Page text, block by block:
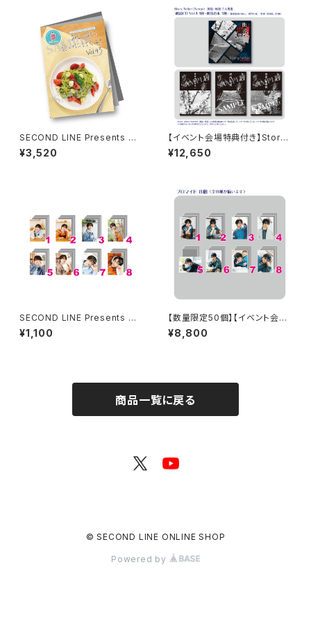
SECOND LINE Presents み
んなに会いに行くよ! 第43回 in
静岡 パンフレット
¥3,520
【イベント会場特典付き】Story
Teller（Terror） 朗読・怪談 第
3回 三大怨霊 朗読セット
¥12,650
SECOND LINE Presents み
んなに会いに行くよ! 第43回 in
静岡 ブロマイド ※ランダム販
¥1,100
【数量限定50個】【イベント会場
特典付き】SECOND LINE Pre
sents みんなに会いに行くよ!
¥8,800
商品一覧に戻る
© SECOND LINE ONLINE SHOP
Powered by